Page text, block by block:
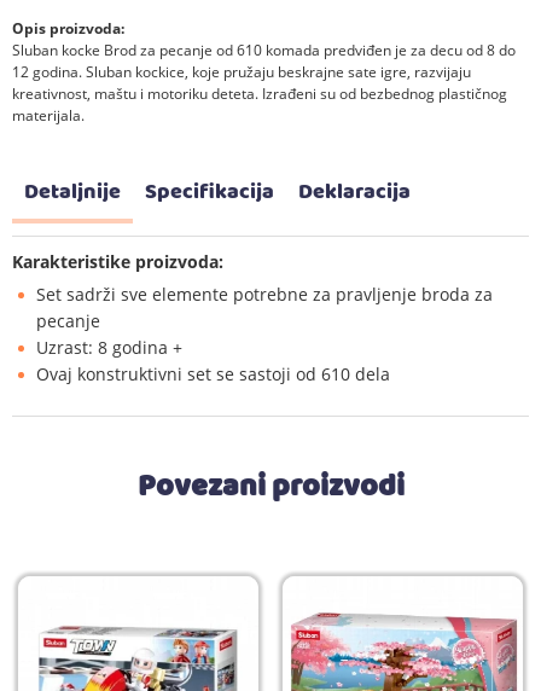
Opis proizvoda:
Sluban kocke Brod za pecanje od 610 komada predviđen je za decu od 8 do
12 godina. Sluban kockice, koje pružaju beskrajne sate igre, razvijaju
kreativnost, maštu i motoriku deteta. Izrađeni su od bezbednog plastičnog
materijala.
Detaljnije Specifikacija Deklaracija
Karakteristike proizvoda:
Set sadrži sve elemente potrebne za pravljenje broda za
pecanje
Uzrast: 8 godina +
Ovaj konstruktivni set se sastoji od 610 dela
Povezani proizvodi